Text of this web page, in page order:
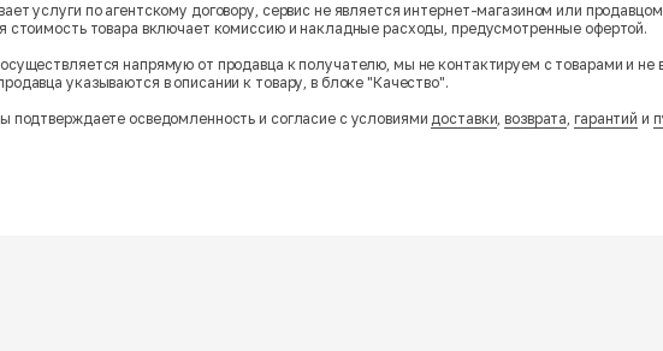
услуги по агентскому договору, сервис не является интернет-магазином или
стоимость товара включает комиссию и накладные расходы, предусмотренные офертой.
напрямую от продавца к получателю, мы не контактируем с товарами и не
указываются в описании к товару, в блоке "Качество".
подтверждаете осведомленность и согласие с условиямидоставки,возврата, гарантий и